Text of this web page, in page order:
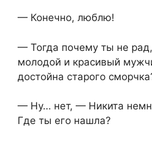
— Конечно, люблю!
— Тогда почему ты не
молодой и красивый
достойна старого
— Ну… нет, — Никита
Где ты его нашла?